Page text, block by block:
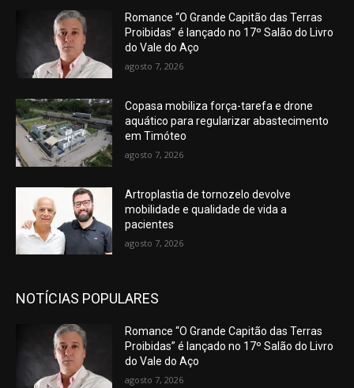
Romance “O Grande Capitão das Terras
Proibidas” é lançado no 17º Salão do Livro
do Vale do Aço
agosto 7, 2026
Copasa mobiliza força-tarefa e drone
aquático para regularizar abastecimento
em Timóteo
agosto 7, 2026
Artroplastia de tornozelo devolve
mobilidade e qualidade de vida a
pacientes
agosto 7, 2026
NOTÍCIAS POPULARES
Romance “O Grande Capitão das Terras
Proibidas” é lançado no 17º Salão do Livro
do Vale do Aço
agosto 7, 2026